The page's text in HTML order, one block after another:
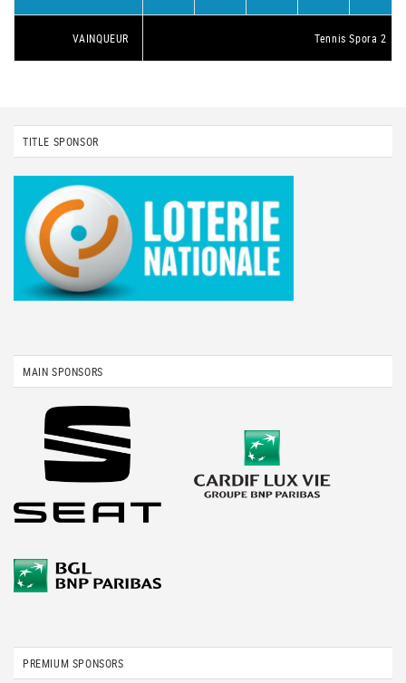
VAINQUEUR Tennis Spora 2
TITLE SPONSOR
MAIN SPONSORS
PREMIUM SPONSORS